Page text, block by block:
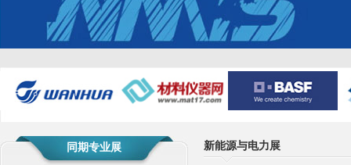
同期专业展 新能源与电力展